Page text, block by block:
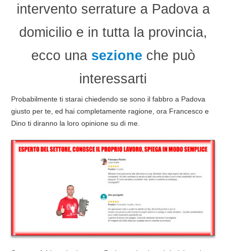
intervento serrature a Padova a
domicilio e in tutta la provincia,
ecco una sezione che può
interessarti
Probabilmente ti starai chiedendo se sono il fabbro a Padova
giusto per te, ed hai completamente ragione, ora Francesco e
Dino ti diranno la loro opinione su di me.